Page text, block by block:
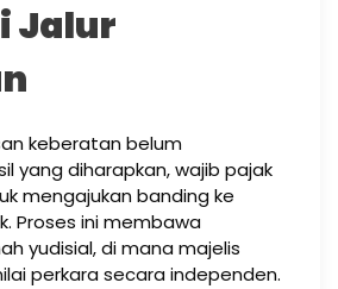
Jalur
keberatan belum
yang diharapkan, wajib pajak
mengajukan banding ke
Proses ini membawa
yudisial, di mana majelis
perkara secara independen.